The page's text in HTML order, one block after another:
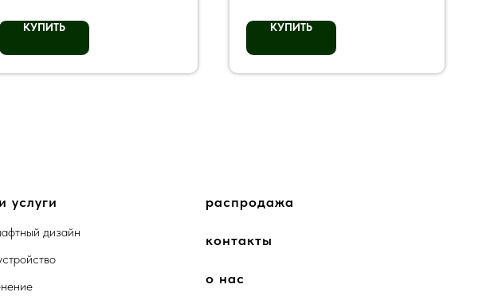
КУПИТЬ КУПИТЬ
услуги
дизайн
распродажа
контакты
о нас